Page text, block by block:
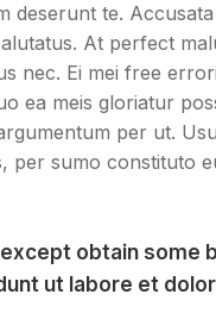
te.
At perfect
nec. Ei mei free
ea meis gloriatur
per ut.
per sumo constituto
obtain some
ut labore et